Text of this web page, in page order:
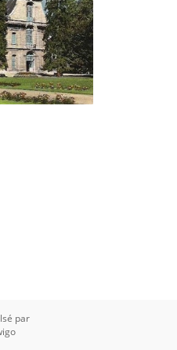
par